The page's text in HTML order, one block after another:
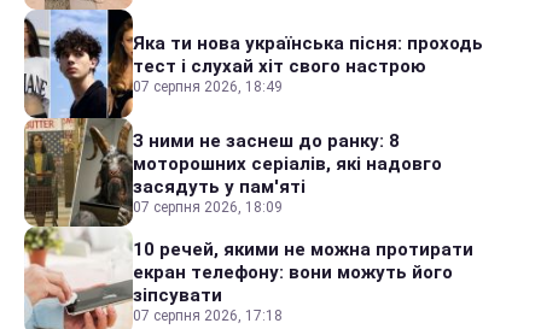
Яка ти нова українська пісня: проходь
тест і слухай хіт свого настрою
07 серпня 2026, 18:49
З ними не заснеш до ранку: 8
моторошних серіалів, які надовго
засядуть у пам'яті
07 серпня 2026, 18:09
10 речей, якими не можна протирати
екран телефону: вони можуть його
зіпсувати
07 серпня 2026, 17:18